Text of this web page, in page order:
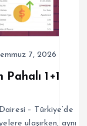
7, 2026
1+1
– Türkiye’de
ulaşırken, aynı